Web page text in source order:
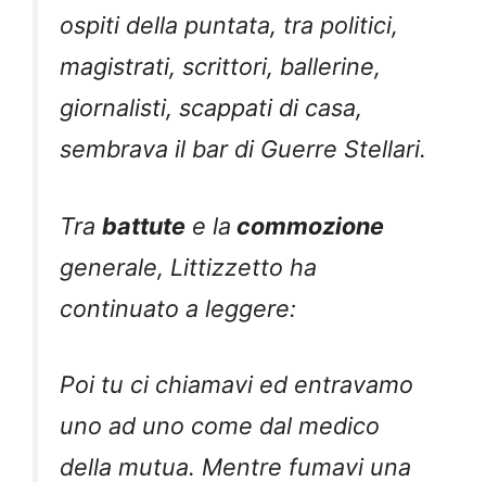
ospiti della puntata, tra politici,
magistrati, scrittori, ballerine,
giornalisti, scappati di casa,
sembrava il bar di Guerre Stellari.
Tra battute e la commozione
generale, Littizzetto ha
continuato a leggere:
Poi tu ci chiamavi ed entravamo
uno ad uno come dal medico
della mutua. Mentre fumavi una